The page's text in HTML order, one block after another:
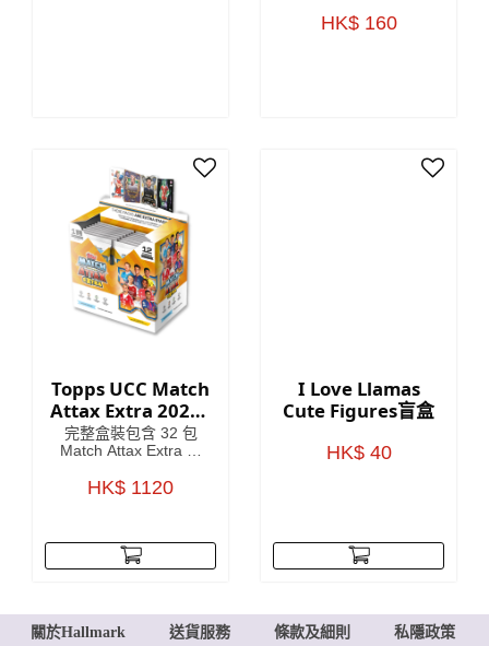
球限量版卡片。
內還有稀有遺物卡等你
HK$ 160
Topps UCC Match
Attax Extra 2026 -
整盒(32包)
完整盒裝包含 32 包
Match Attax Extra 卡
英雄卡包（每包 12 張
HK$ 1120
I Love Llamas
Cute Figures盲盒
HK$ 40
關於Hallmark 送貨服務 條款及細則 私隱政策